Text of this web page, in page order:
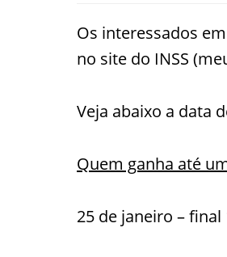
Os interessados
no site do INSS
Veja abaixo a data
Quem ganha até
25 de janeiro – final